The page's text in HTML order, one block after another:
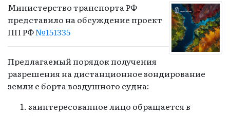
Министерство транспорта РФ
представило на обсуждение проект
ПП РФ№151335
Предлагаемый порядок получения
разрешения на дистанционное зондирование
земли с борта воздушного судна:
заинтересованное лицо обращается в